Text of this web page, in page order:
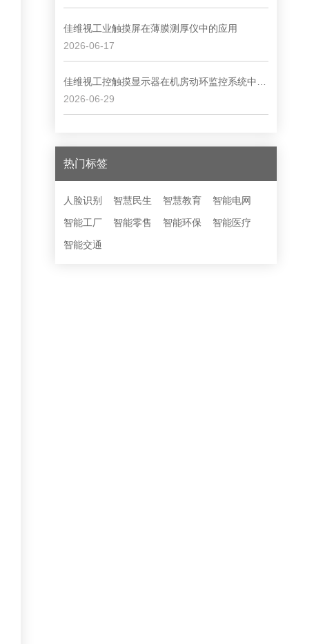
佳维视工业触摸屏在薄膜测厚仪中的应用
2026-06-17
2026-06-29
热门标签
人脸识别 智慧民生 智慧教育
智能电网
智能工厂
智能零售 智能环保
智能医疗
智能交通